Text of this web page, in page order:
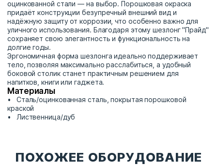
оцинкованной стали — на выбор. Порошковая окраска
придаёт конструкции безупречный внешний вид и
надёжную защиту от коррозии, что особенно важно для
уличного использования. Благодаря этому шезлонг "Прайд"
сохраняет свою элегантность и функциональность на
долгие годы.
Эргономичная форма шезлонга идеально поддерживает
тело, позволяя максимально расслабиться, а удобный
боковой столик станет практичным решением для
напитков, книги или гаджета.
Материалы
Сталь/оцинкованная сталь, покрытая порошковой
краской
Лиственница/дуб
ПОХОЖЕЕ ОБОРУДОВАНИЕ